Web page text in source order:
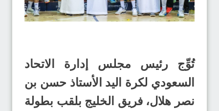
تُوِّج رئيس مجلس إدارة الاتحاد
السعودي لكرة اليد الأستاذ حسن بن
نصر هلال، فريق الخليج بلقب بطولة